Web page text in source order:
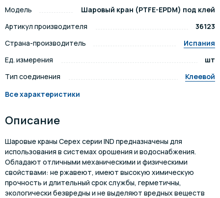
Модель
Шаровый кран (PTFE-EPDM) под клей
Артикул производителя
36123
Страна-производитель
Испания
Ед. измерения
шт
Тип соединения
Клеевой
Все характеристики
Описание
Шаровые краны Cepex серии IND предназначены для
использования в системах орошения и водоснабжения.
Обладают отличными механическими и физическими
свойствами: не ржавеют, имеют высокую химическую
прочность и длительный срок службы, герметичны,
экологически безвредны и не выделяют вредных веществ